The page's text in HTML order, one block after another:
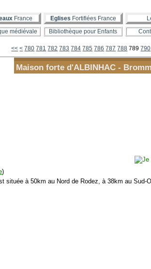
France Eglises Fortifiées France
médiévale Bibliothèque pour Enfants
<< < 700
710
720
730
740
750
760
770
780 781 782 783 784 785 786 787 788 789 790
Maison forte d'ALBINHAC -
)
située à 50km au Nord de Rodez, à 38km au